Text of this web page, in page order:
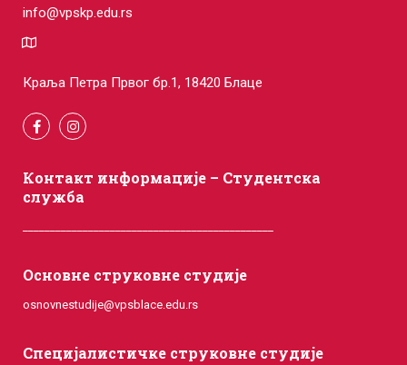
info@vpskp.edu.rs
Краља Петра Првог бр.1, 18420 Блаце
Контакт информације – Студентска
служба
Основне струковне студије
osnovnestudije@vpsblace.edu.rs
Специјалистичке струковне студије